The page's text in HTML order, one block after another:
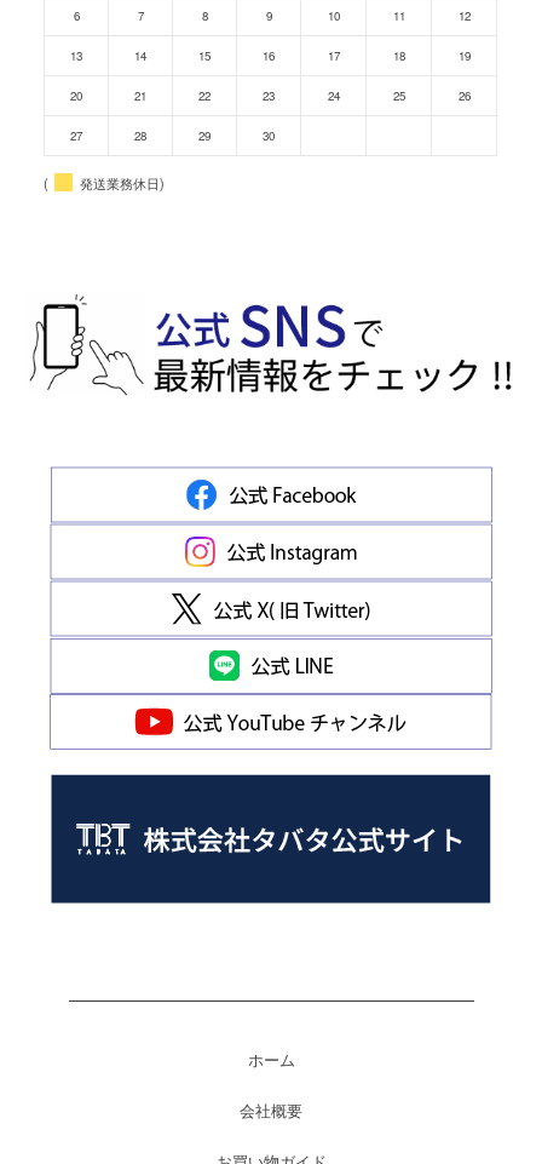
6 7 8 9 10 11 12
13 14 15 16 17 18 19
20 21 22 23 24 25 26
27 28 29 30
( 発送業務休日)
ホーム
会社概要